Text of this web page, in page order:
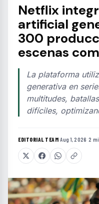
Netflix
artificial
300
escenas
La plataforma
generativa en
multitudes,
difíciles,
EDITORIAL TEAM·Aug 1, 2026 ·2